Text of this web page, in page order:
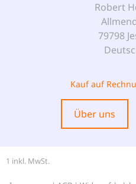
Robert
79798
Kauf auf
Über uns
1 inkl. MwSt.